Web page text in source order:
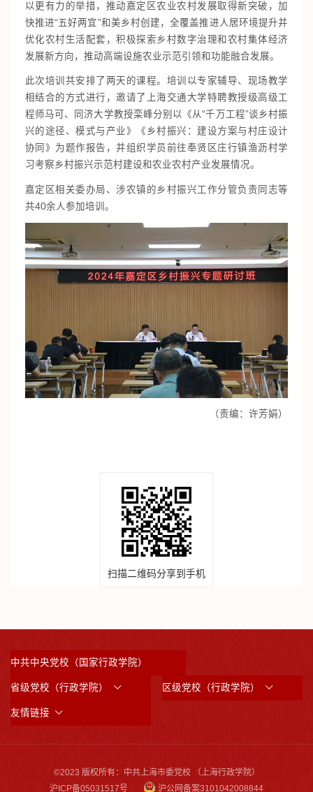
以更有力的举措，推动嘉定区农业农村发展取得新突破，加
快推进“五好两宜”和美乡村创建，全覆盖推进人居环境提升并
优化农村生活配套，积极探索乡村数字治理和农村集体经济
发展新方向，推动高端设施农业示范引领和功能融合发展。
此次培训共安排了两天的课程。培训以专家辅导、现场教学
相结合的方式进行，邀请了上海交通大学特聘教授级高级工
程师马可、同济大学教授栾峰分别以《从“千万工程”谈乡村振
兴的途径、模式与产业》《乡村振兴：建设方案与村庄设计
协同》为题作报告，并组织学员前往奉贤区庄行镇渔沥村学
习考察乡村振兴示范村建设和农业农村产业发展情况。
嘉定区相关委办局、涉农镇的乡村振兴工作分管负责同志等
共40余人参加培训。
（责编：许芳娟）
扫描二维码分享到手机
中共中央党校（国家行政学院）
省级党校（行政学院） 区级党校（行政学院）
友情链接
©2023 版权所有：中共上海市委党校 （上海行政学院）
沪ICP备05031517号
沪公网备案3101042008844